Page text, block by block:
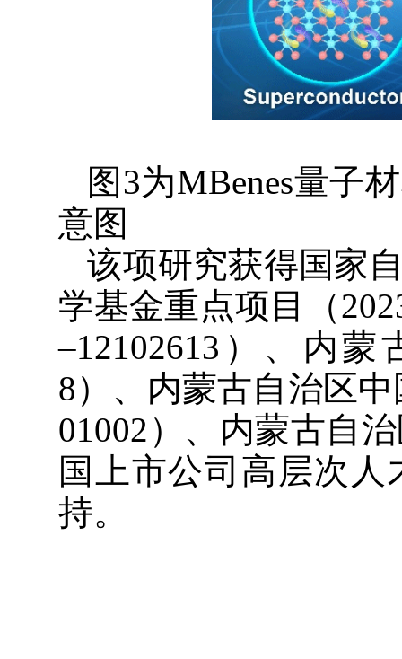
图3为MBenes量子
意图
该项研究获得国家
学基金重点项目（
–12102613）、内
8）、内蒙古自治区
01002）、内蒙古自
国上市公司高层次人
持。